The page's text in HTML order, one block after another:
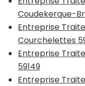
Coudekerque-
Entreprise
Courchelettes
Entreprise
59149
Entreprise